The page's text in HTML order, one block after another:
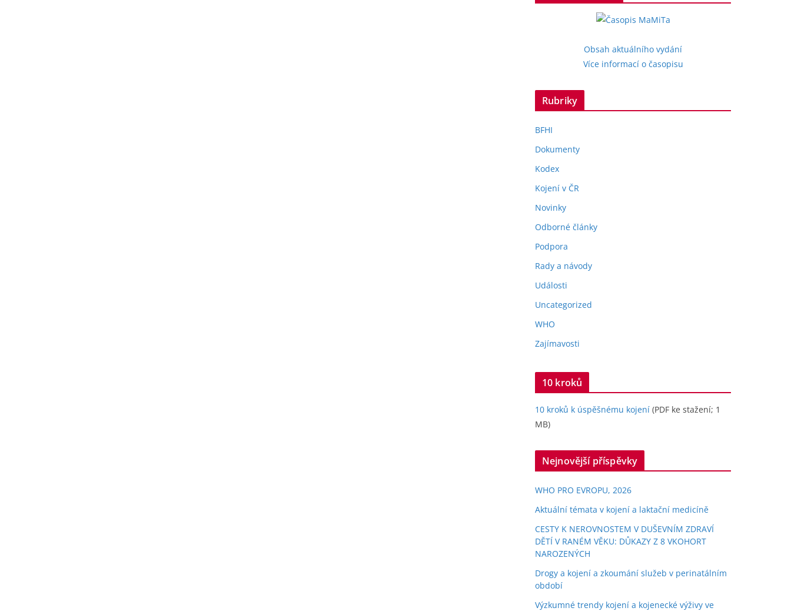
Obsah aktuálního vydání
Více informací o časopisu
Rubriky
BFHI
Dokumenty
Kodex
Kojení v ČR
Novinky
Odborné články
Podpora
Rady a návody
Události
Uncategorized
WHO
Zajímavosti
10 kroků
10 kroků k úspěšnému kojení (PDF ke stažení; 1
MB)
Nejnovější příspěvky
WHO PRO EVROPU, 2026
Aktuální témata v kojení a laktační medicíně
CESTY K NEROVNOSTEM V DUŠEVNÍM ZDRAVÍ
DĚTÍ V RANÉM VĚKU: DŮKAZY Z 8 VKOHORT
NAROZENÝCH
Drogy a kojení a zkoumání služeb v perinatálním
období
Výzkumné trendy kojení a kojenecké výživy ve